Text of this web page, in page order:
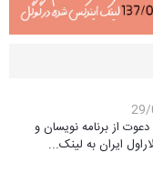
از برنامه نویسان و
ایران به لینک...